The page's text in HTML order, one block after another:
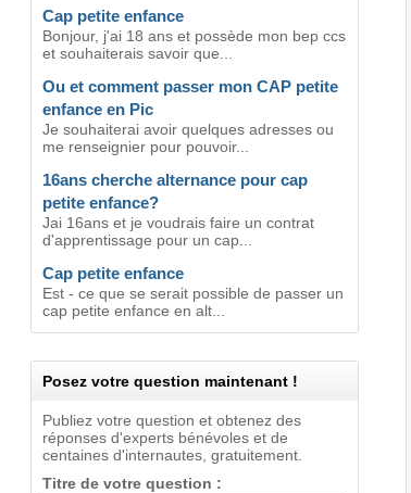
Cap petite enfance
Bonjour, j'ai 18 ans et possède mon bep ccs
et souhaiterais savoir que...
Ou et comment passer mon CAP petite
enfance en Pic
Je souhaiterai avoir quelques adresses ou
me renseignier pour pouvoir...
16ans cherche alternance pour cap
petite enfance?
Jai 16ans et je voudrais faire un contrat
d'apprentissage pour un cap...
Cap petite enfance
Est - ce que se serait possible de passer un
cap petite enfance en alt...
Posez votre question maintenant !
Publiez votre question et obtenez des
réponses d'experts bénévoles et de
centaines d'internautes, gratuitement.
Titre de votre question :